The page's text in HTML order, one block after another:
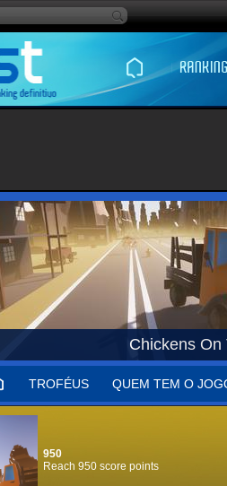
Chickens On
TROFÉUS QUEM TEM O
950
Reach 950 score points